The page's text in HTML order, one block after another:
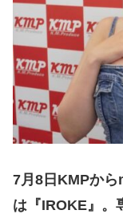
7月8日KMPか
は『IROKE』。